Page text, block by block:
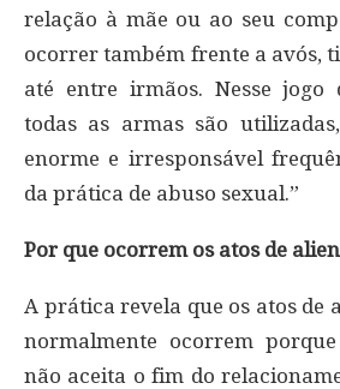
relação à mãe ou ao seu
ocorrer também frente a avós,
até entre irmãos. Nesse jogo
todas as armas são
enorme e irresponsável
da prática de abuso sexual.”
Por que ocorrem os atos de
A prática revela que os atos de
normalmente ocorrem
não aceita o fim do